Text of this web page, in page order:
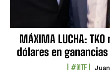
MÁXIMA LUCHA:
dólares en
#NTF